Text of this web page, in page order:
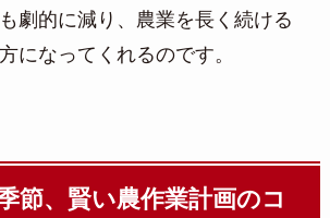
劇的に減り、農業を長く続ける
になってくれるのです。
節、賢い農作業計画のコ